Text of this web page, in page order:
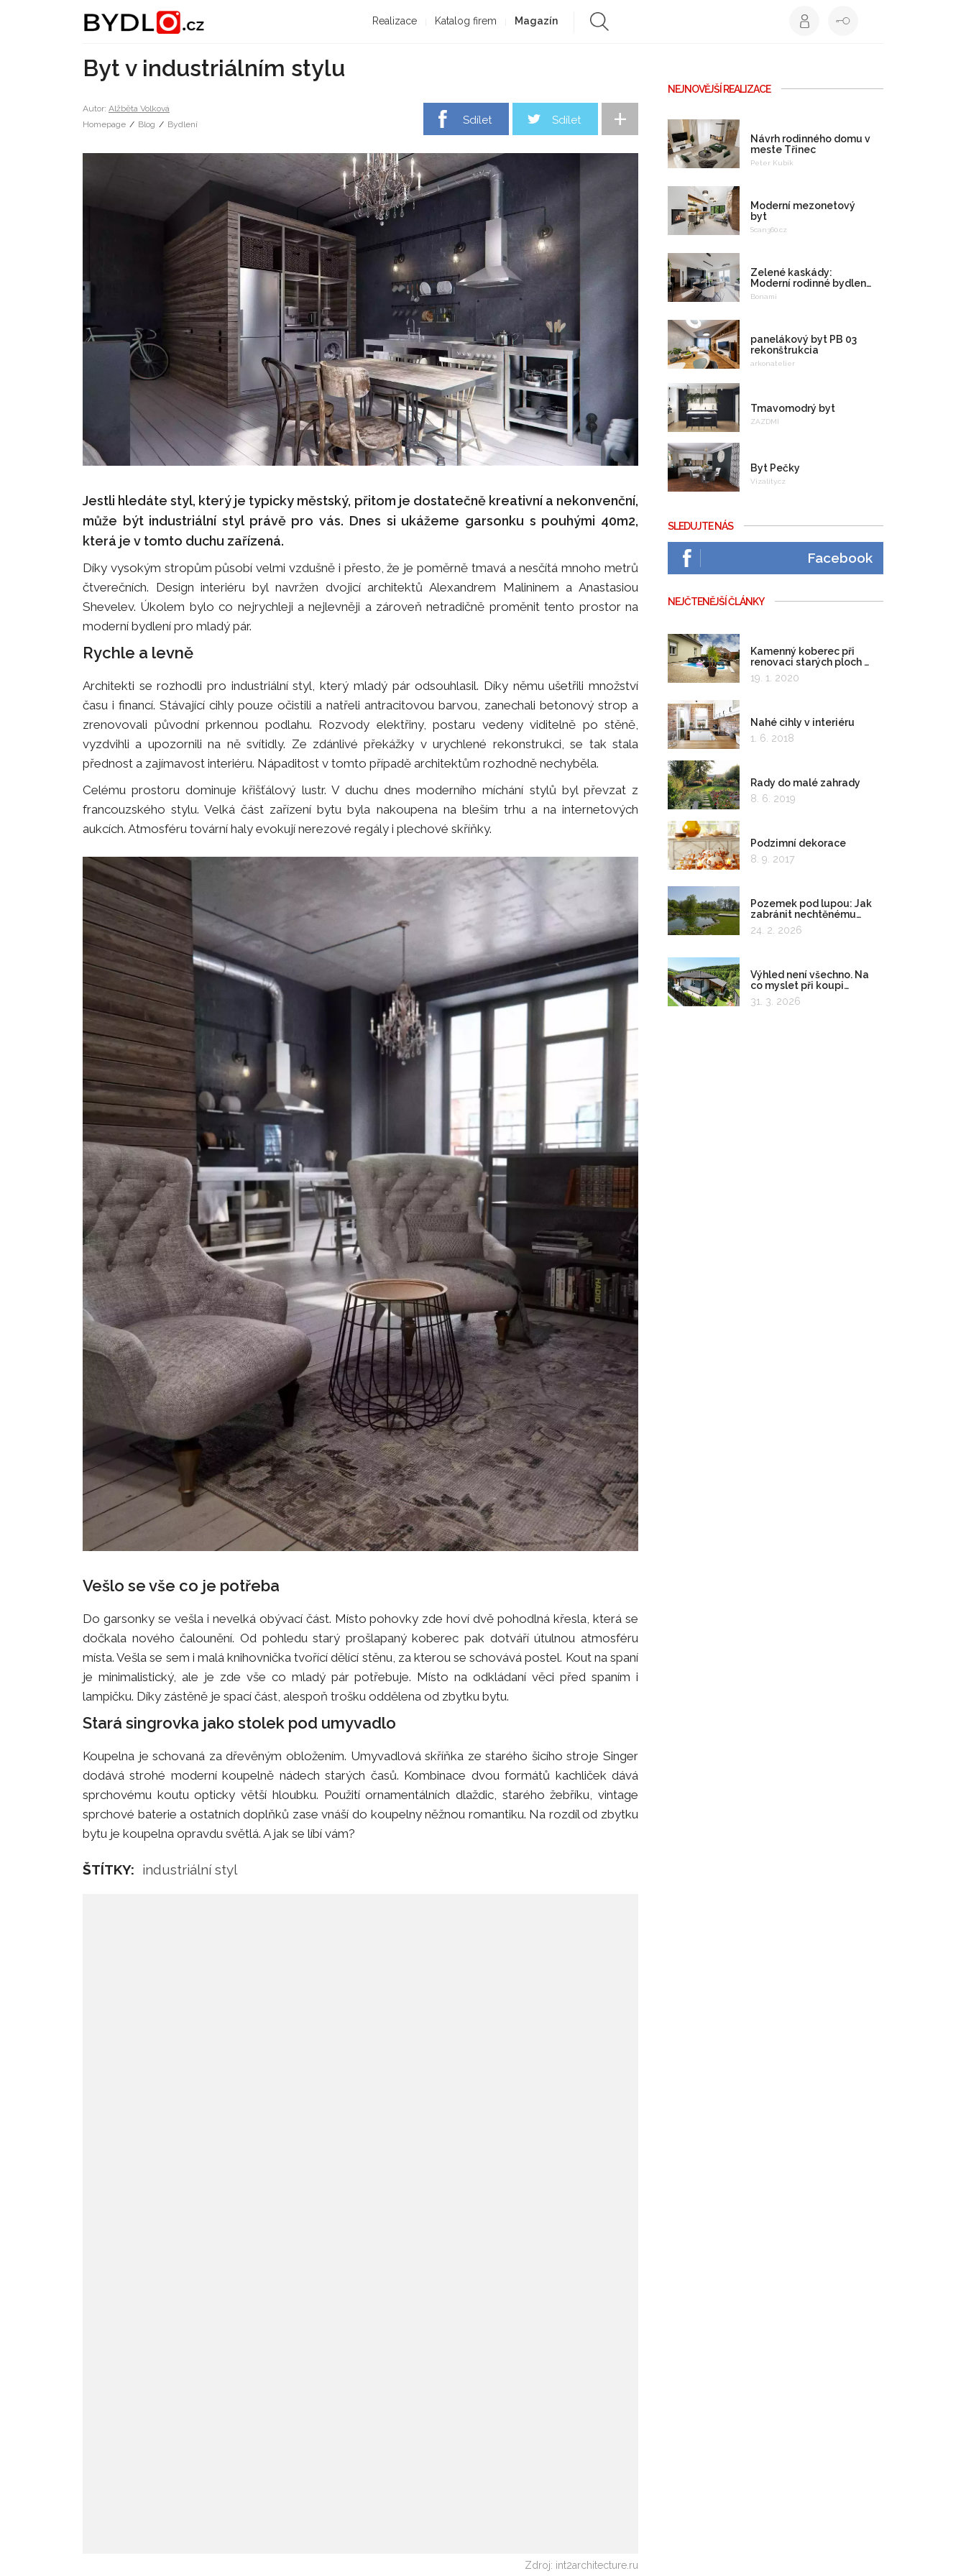
Realizace Katalog firem Magazín
Byt v industriálním stylu
Autor: Alžběta Volková
Homepage / Blog / Bydlení Sdílet Sdílet +
Jestli hledáte styl, který je typicky městský, přitom je dostatečně kreativní a nekonvenční,
může být industriální styl právě pro vás. Dnes si ukážeme garsonku s pouhými 40m2,
která je v tomto duchu zařízená.
Díky vysokým stropům působí velmi vzdušně i přesto, že je poměrně tmavá a nesčítá mnoho metrů
čtverečních. Design interiéru byl navržen dvojicí architektů Alexandrem Malininem a Anastasiou
Shevelev. Úkolem bylo co nejrychleji a nejlevněji a zároveň netradičně proměnit tento prostor na
moderní bydlení pro mladý pár.
Rychle a levně
Architekti se rozhodli pro industriální styl, který mladý pár odsouhlasil. Díky němu ušetřili množství
času i financí. Stávající cihly pouze očistili a natřeli antracitovou barvou, zanechali betonový strop a
zrenovovali původní prkennou podlahu. Rozvody elektřiny, postaru vedeny viditelně po stěně,
vyzdvihli a upozornili na ně svítidly. Ze zdánlivé překážky v urychlené rekonstrukci, se tak stala
přednost a zajímavost interiéru. Nápaditost v tomto případě architektům rozhodně nechyběla.
Celému prostoru dominuje křišťálový lustr. V duchu dnes moderního míchání stylů byl převzat z
francouzského stylu. Velká část zařízení bytu byla nakoupena na bleším trhu a na internetových
aukcích. Atmosféru tovární haly evokují nerezové regály i plechové skříňky.
Vešlo se vše co je potřeba
Do garsonky se vešla i nevelká obývací část. Místo pohovky zde hoví dvě pohodlná křesla, která se
dočkala nového čalounění. Od pohledu starý prošlapaný koberec pak dotváří útulnou atmosféru
místa. Vešla se sem i malá knihovnička tvořící dělící stěnu, za kterou se schovává postel. Kout na spaní
je minimalistický, ale je zde vše co mladý pár potřebuje. Místo na odkládaní věci před spaním i
lampičku. Díky zástěně je spací část, alespoň trošku oddělena od zbytku bytu.
Stará singrovka jako stolek pod umyvadlo
Koupelna je schovaná za dřevěným obložením. Umyvadlová skříňka ze starého šicího stroje Singer
dodává strohé moderní koupelně nádech starých časů. Kombinace dvou formátů kachliček dává
sprchovému koutu opticky větší hloubku. Použití ornamentálních dlaždic, starého žebříku, vintage
sprchové baterie a ostatních doplňků zase vnáší do koupelny něžnou romantiku. Na rozdíl od zbytku
bytu je koupelna opravdu světlá. A jak se líbí vám?
ŠTÍTKY: industriální styl
Zdroj: int2architecture.ru
NEJNOVĚJŠÍ REALIZACE
Návrh rodinného domu v
meste Třinec
Peter Kubík
Moderní mezonetový
byt
Scan360.cz
Zelené kaskády:
Moderní rodinné bydlení
na celý život
Bonami
panelákový byt PB 03
rekonštrukcia
arkonatelier
Tmavomodrý byt
ZAZDMI
Byt Pečky
Vizality.cz
SLEDUJTE NÁS
Facebook
NEJČTENĚJŠÍ ČLÁNKY
Kamenný koberec při
renovaci starých ploch a
kolem bazénu
19. 1. 2020
Nahé cihly v interiéru
1. 6. 2018
Rady do malé zahrady
8. 6. 2019
Podzimní dekorace
8. 9. 2017
Pozemek pod lupou: Jak
zabránit nechtěnému
zadržování vody
24. 2. 2026
Výhled není všechno. Na
co myslet při koupi
pozemku?
31. 3. 2026